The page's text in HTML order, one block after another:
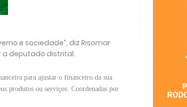
e sociedade”, diz Risomar
a deputado distrital.
para ajustar o financeiro da sua
produtos ou serviços. Coordenadas por